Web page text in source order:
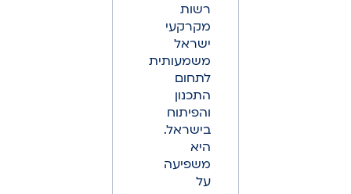
רשות
מקרקעי
ישראל
משמעותית
לתחום
התכנון
והפיתוח
בישראל.
היא
משפיעה
על